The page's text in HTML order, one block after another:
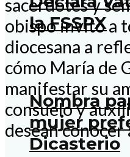
la FSSPX
Nombra
mujer
Dicasterio
sacerdotes y
obispo invitó a
diocesana a
cómo María de
manifestar su
consuelo y
desean conocer